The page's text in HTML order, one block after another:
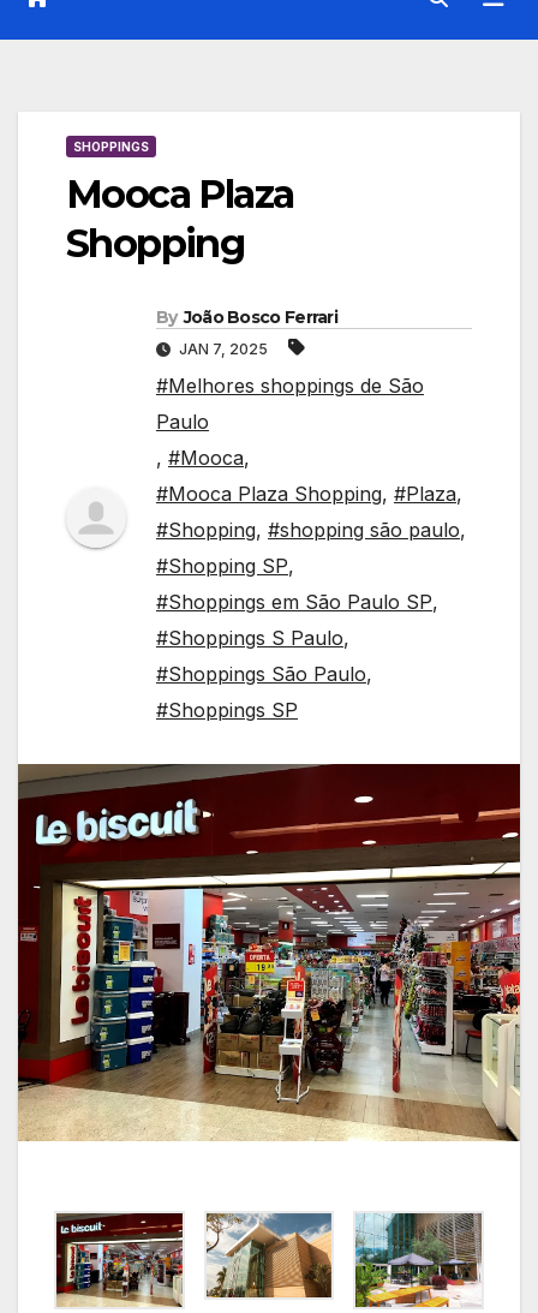
SHOPPINGS
Mooca Plaza
Shopping
By João Bosco Ferrari
JAN 7, 2025
#Melhores shoppings de São
Paulo
, #Mooca,
#Mooca Plaza Shopping, #Plaza,
#Shopping, #shopping são paulo,
#Shopping SP,
#Shoppings em São Paulo SP,
#Shoppings S Paulo,
#Shoppings São Paulo,
#Shoppings SP